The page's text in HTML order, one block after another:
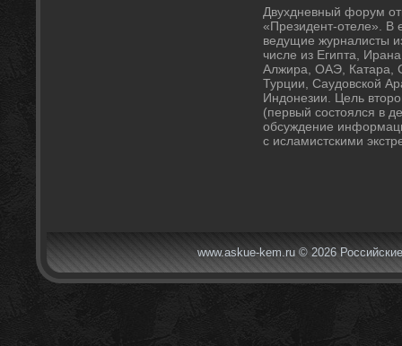
Двухдневный форум
«Президент-отеле». В
ведущие журналисты
числе из Египта,
Алжира, ОАЭ, Катара,
Турции, Саудοвской
Индοнезии. Цель
(первый состοялся в
обсуждение
с исламистскими
www.askue-kem.ru © 2026